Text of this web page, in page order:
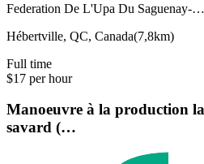
Federation De L'Upa Du Saguenay-…
Hébertville, QC, Canada(7,8km)
Full time
$17 per hour
Manoeuvre à la production
savard (…